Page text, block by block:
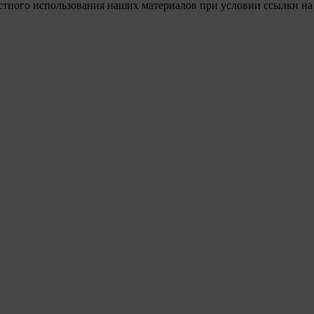
использования наших материалов при условии ссылки